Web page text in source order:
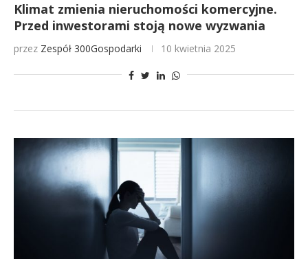
Klimat zmienia nieruchomości komercyjne.
Przed inwestorami stoją nowe wyzwania
przez Zespół 300Gospodarki 10 kwietnia 2025